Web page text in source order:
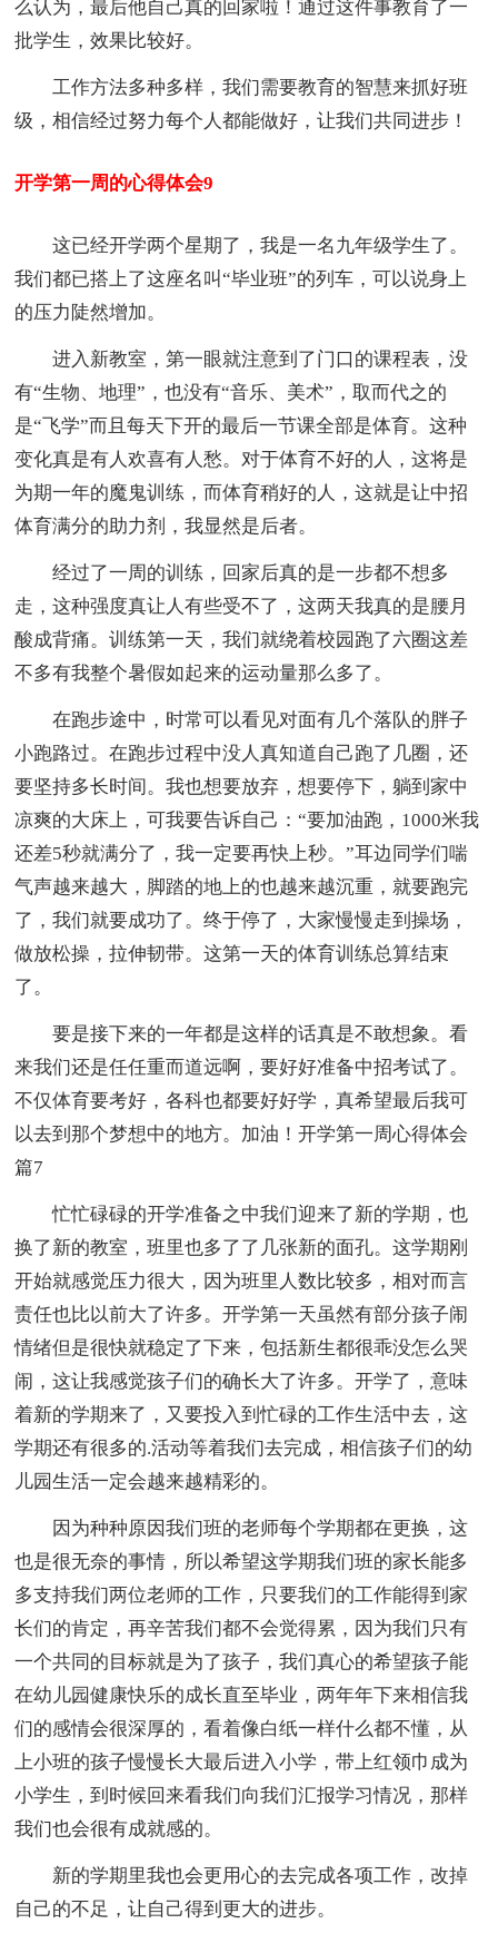
么认为，最后他自己真的回家啦！通过这件事教育了一
批学生，效果比较好。
工作方法多种多样，我们需要教育的智慧来抓好班
级，相信经过努力每个人都能做好，让我们共同进步！
开学第一周的心得体会9
这已经开学两个星期了，我是一名九年级学生了。
我们都已搭上了这座名叫“毕业班”的列车，可以说身上
的压力陡然增加。
进入新教室，第一眼就注意到了门口的课程表，没
有“生物、地理”，也没有“音乐、美术”，取而代之的
是“飞学”而且每天下开的最后一节课全部是体育。这种
变化真是有人欢喜有人愁。对于体育不好的人，这将是
为期一年的魔鬼训练，而体育稍好的人，这就是让中招
体育满分的助力剂，我显然是后者。
经过了一周的训练，回家后真的是一步都不想多
走，这种强度真让人有些受不了，这两天我真的是腰月
酸成背痛。训练第一天，我们就绕着校园跑了六圈这差
不多有我整个暑假如起来的运动量那么多了。
在跑步途中，时常可以看见对面有几个落队的胖子
小跑路过。在跑步过程中没人真知道自己跑了几圈，还
要坚持多长时间。我也想要放弃，想要停下，躺到家中
凉爽的大床上，可我要告诉自己：“要加油跑，1000米我
还差5秒就满分了，我一定要再快上秒。”耳边同学们喘
气声越来越大，脚踏的地上的也越来越沉重，就要跑完
了，我们就要成功了。终于停了，大家慢慢走到操场，
做放松操，拉伸韧带。这第一天的体育训练总算结束
了。
要是接下来的一年都是这样的话真是不敢想象。看
来我们还是任任重而道远啊，要好好准备中招考试了。
不仅体育要考好，各科也都要好好学，真希望最后我可
以去到那个梦想中的地方。加油！开学第一周心得体会
篇7
忙忙碌碌的开学准备之中我们迎来了新的学期，也
换了新的教室，班里也多了了几张新的面孔。这学期刚
开始就感觉压力很大，因为班里人数比较多，相对而言
责任也比以前大了许多。开学第一天虽然有部分孩子闹
情绪但是很快就稳定了下来，包括新生都很乖没怎么哭
闹，这让我感觉孩子们的确长大了许多。开学了，意味
着新的学期来了，又要投入到忙碌的工作生活中去，这
学期还有很多的.活动等着我们去完成，相信孩子们的幼
儿园生活一定会越来越精彩的。
因为种种原因我们班的老师每个学期都在更换，这
也是很无奈的事情，所以希望这学期我们班的家长能多
多支持我们两位老师的工作，只要我们的工作能得到家
长们的肯定，再辛苦我们都不会觉得累，因为我们只有
一个共同的目标就是为了孩子，我们真心的希望孩子能
在幼儿园健康快乐的成长直至毕业，两年年下来相信我
们的感情会很深厚的，看着像白纸一样什么都不懂，从
上小班的孩子慢慢长大最后进入小学，带上红领巾成为
小学生，到时候回来看我们向我们汇报学习情况，那样
我们也会很有成就感的。
新的学期里我也会更用心的去完成各项工作，改掉
自己的不足，让自己得到更大的进步。